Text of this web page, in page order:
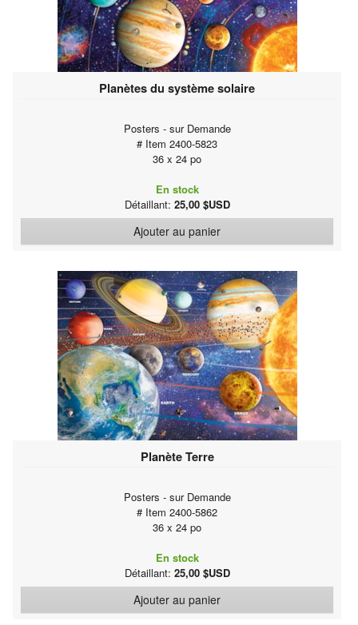
Planètes du système solaire
Posters - sur Demande
# Item 2400-5823
36 x 24 po
En stock
Détaillant: 25,00 $USD
Ajouter au panier
Planète Terre
Posters - sur Demande
# Item 2400-5862
36 x 24 po
En stock
Détaillant: 25,00 $USD
Ajouter au panier